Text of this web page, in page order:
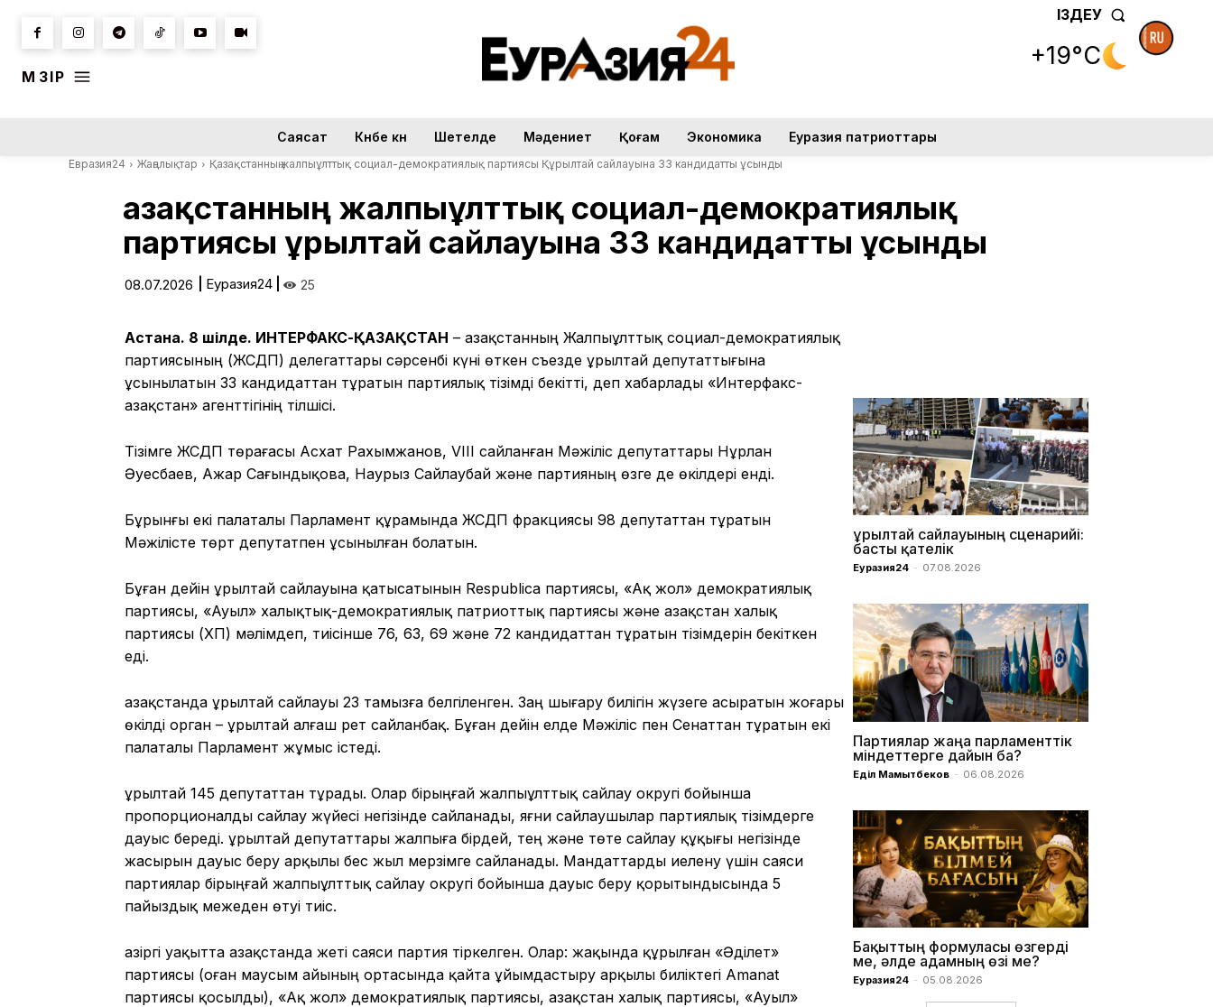
МӘЗІР
ІЗДЕУ
+19°C
Саясат Күнбе күн Шетелде Мәдениет Қоғам Экономика Еуразия патриоттары
Евразия24 Жаңалықтар Қазақстанның жалпыұлттық социал-демократиялық партиясы Құрылтай сайлауына 33 кандидатты ұсынды
Қазақстанның жалпыұлттық социал-демократиялық
партиясы Құрылтай сайлауына 33 кандидатты ұсынды
08.07.2026 Еуразия24 25
Астана. 8 шілде. ИНТЕРФАКС-ҚАЗАҚСТАН – Қазақстанның Жалпыұлттық социал-демократиялық
партиясының (ЖСДП) делегаттары сәрсенбі күні өткен съезде Құрылтай депутаттығына
ұсынылатын 33 кандидаттан тұратын партиялық тізімді бекітті, деп хабарлады «Интерфакс-
Қазақстан» агенттігінің тілшісі.
Тізімге ЖСДП төрағасы Асхат Рахымжанов, VIII сайланған Мәжіліс депутаттары Нұрлан
Әуесбаев, Ажар Сағындықова, Наурыз Сайлаубай және партияның өзге де өкілдері енді.
Бұрынғы екі палаталы Парламент құрамында ЖСДП фракциясы 98 депутаттан тұратын
Мәжілісте төрт депутатпен ұсынылған болатын.
Бұған дейін Құрылтай сайлауына қатысатынын Respublica партиясы, «Ақ жол» демократиялық
партиясы, «Ауыл» халықтық-демократиялық патриоттық партиясы және Қазақстан халық
партиясы (ҚХП) мәлімдеп, тиісінше 76, 63, 69 және 72 кандидаттан тұратын тізімдерін бекіткен
еді.
Қазақстанда Құрылтай сайлауы 23 тамызға белгіленген. Заң шығару билігін жүзеге асыратын жоғары
өкілді орган – Құрылтай алғаш рет сайланбақ. Бұған дейін елде Мәжіліс пен Сенаттан тұратын екі
палаталы Парламент жұмыс істеді.
Құрылтай 145 депутаттан тұрады. Олар бірыңғай жалпыұлттық сайлау округі бойынша
пропорционалды сайлау жүйесі негізінде сайланады, яғни сайлаушылар партиялық тізімдерге
дауыс береді. Құрылтай депутаттары жалпыға бірдей, тең және төте сайлау құқығы негізінде
жасырын дауыс беру арқылы бес жыл мерзімге сайланады. Мандаттарды иелену үшін саяси
партиялар бірыңғай жалпыұлттық сайлау округі бойынша дауыс беру қорытындысында 5
пайыздық межеден өтуі тиіс.
Қазіргі уақытта Қазақстанда жеті саяси партия тіркелген. Олар: жақында құрылған «Әділет»
партиясы (оған маусым айының ортасында қайта ұйымдастыру арқылы биліктегі Amanat
партиясы қосылды), «Ақ жол» демократиялық партиясы, Қазақстан халық партиясы, «Ауыл»
Құрылтай сайлауының сценарийі:
басты қателік
Еуразия24 - 07.08.2026
Партиялар жаңа парламенттік
міндеттерге дайын ба?
Еділ Мамытбеков - 06.08.2026
Бақыттың формуласы өзгерді
ме, әлде адамның өзі ме?
Еуразия24 - 05.08.2026